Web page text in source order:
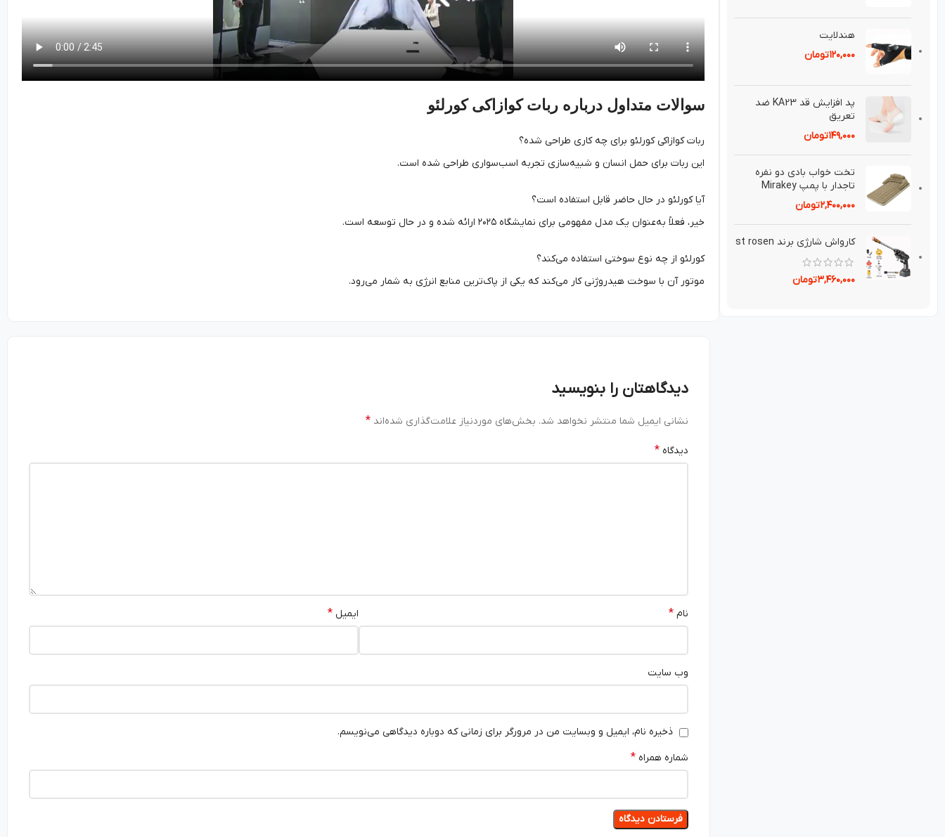
هندلايت
۱۲۰,۰۰۰تومان
پد افزايش قد KA23 ضد
تعريق⁣
۱۴۹,۰۰۰تومان
تخت خواب بادی دو نفره
تاجدار با پمپ Mirakey
۲,۴۰۰,۰۰۰تومان
کارواش شارژی برند st rosen
۳,۴۶۰,۰۰۰تومان
سوالات متداول درباره ربات کوازاکی کورلئو
ربات کوازاکی کورلئو برای چه کاری طراحی شده؟
این ربات برای حمل انسان و شبیه‌سازی تجربه اسب‌سواری طراحی شده است.
آیا کورلئو در حال حاضر قابل استفاده است؟
خیر، فعلاً به‌عنوان یک مدل مفهومی برای نمایشگاه ۲۰۲۵ ارائه شده و در حال توسعه است.
کورلئو از چه نوع سوختی استفاده می‌کند؟
موتور آن با سوخت هیدروژنی کار می‌کند که یکی از پاک‌ترین منابع انرژی به شمار می‌رود.
دیدگاهتان را بنویسید
نشانی ایمیل شما منتشر نخواهد شد. بخش‌های موردنیاز علامت‌گذاری شده‌اند*
دیدگاه*
نام* ایمیل*
وب‌ سایت
ذخیره نام، ایمیل و وبسایت من در مرورگر برای زمانی که دوباره دیدگاهی می‌نویسم.
شماره همراه*